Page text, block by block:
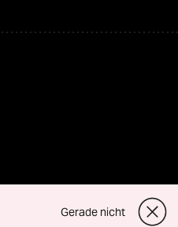
Gerade nicht